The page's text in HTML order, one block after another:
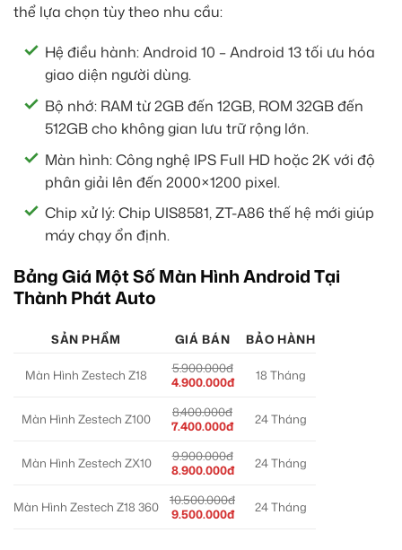
thể lựa chọn tùy theo nhu cầu:
Hệ điều hành: Android 10 – Android 13 tối ưu hóa
giao diện người dùng.
Bộ nhớ: RAM từ 2GB đến 12GB, ROM 32GB đến
512GB cho không gian lưu trữ rộng lớn.
Màn hình: Công nghệ IPS Full HD hoặc 2K với độ
phân giải lên đến 2000×1200 pixel.
Chip xử lý: Chip UIS8581, ZT-A86 thế hệ mới giúp
máy chạy ổn định.
Bảng Giá Một Số Màn Hình Android Tại
Thành Phát Auto
SẢN PHẨM GIÁ BÁN BẢO HÀNH
Màn Hình Zestech Z18
5.900.000đ
4.900.000đ
18 Tháng
Màn Hình Zestech Z100
8.400.000đ
7.400.000đ
24 Tháng
Màn Hình Zestech ZX10
9.900.000đ
8.900.000đ
24 Tháng
Màn Hình Zestech Z18 360
10.500.000đ
9.500.000đ
24 Tháng